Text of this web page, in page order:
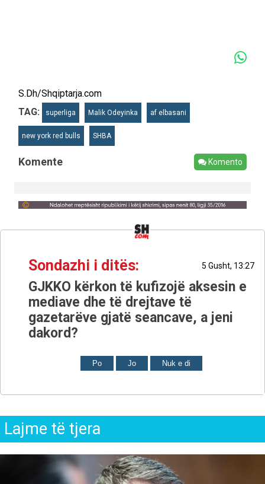
S.Dh/Shqiptarja.com
TAG:
superliga Malik Odeyinka af elbasani
new york red bulls SHBA
Komente Komento
Sondazhi i ditës: 5 Gusht, 13:27
GJKKO kërkon të kufizojë aksesin e
mediave dhe të drejtave të
gazetarëve gjatë seancave, a jeni
dakord?
Po Jo Nuk e di
Lajme të tjera